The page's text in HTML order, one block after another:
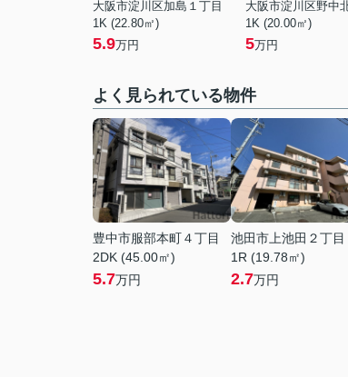
大阪市淀川区加島１丁目
1K (22.80㎡)
5.9万円
1K (20.00㎡)
5万円
よく見られている物件
豊中市服部本町４丁目
2DK (45.00㎡)
5.7万円
池田市上池田２丁目
1R (19.78㎡)
2.7万円